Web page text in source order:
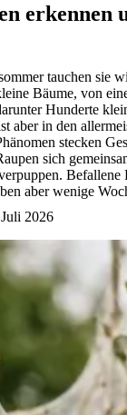
erkennen
tauchen sie
Bäume, von
Hunderte
aber in den
stecken
sich
aber wenige
2026